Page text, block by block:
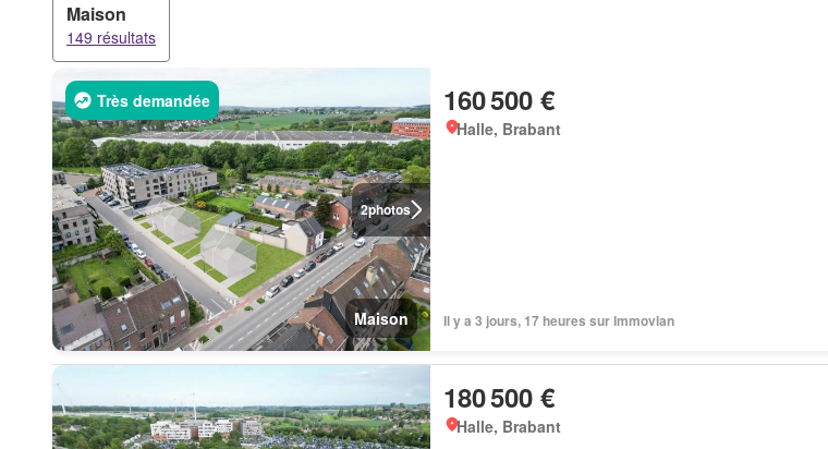
Maison
149 résultats
2photos
Très demandée
Maison
160 500 €
Halle, Brabant
Il y a 3 jours, 17 heures sur Immovlan
180 500 €
Halle, Brabant